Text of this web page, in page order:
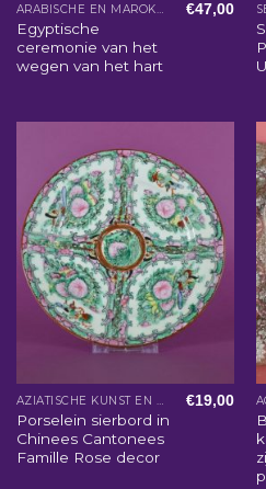
ARABISCHE EN MAROKKAANSE WOONACCESSOIRES
Egyptische
ceremonie van het
wegen van het hart
€47,00
AZIATISCHE KUNST EN WOONACCESSOIRES
Porselein sierbord in
Chinees Cantonees
Famille Rose decor
€19,00